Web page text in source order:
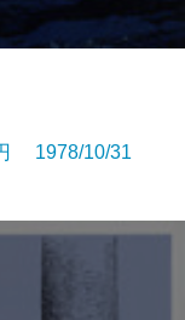
1978/10/31